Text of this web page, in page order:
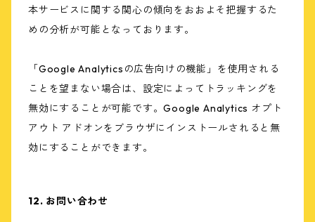
本サービスに関する関心の傾向をおおよそ把握するた
めの分析が可能となっております。
「Google Analyticsの広告向けの機能」を使用される
ことを望まない場合は、設定によってトラッキングを
無効にすることが可能です。Google Analytics オプト
アウト アドオンをブラウザにインストールされると無
効にすることができます。
12. お問い合わせ